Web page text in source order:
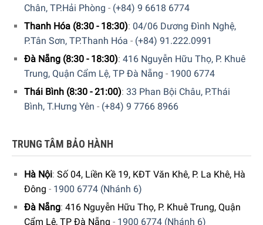
thống giàn rửa linh hoạt
Công Nghệ Rửa Trên Máy Rửa Chén Bán Âm Smeg
Chân, TP.Hải Phòng - (+84) 9 6618 6774
Thanh Hóa (8:30 - 18:30): 04/06 Dương Đình Nghệ,
P.Tân Sơn, TP.Thanh Hóa - (+84) 91.222.0991
Đà Nẵng (8:30 - 18:30): 416 Nguyễn Hữu Thọ, P. Khuê
Trung, Quận Cẩm Lệ, TP Đà Nẵng - 1900 6774
Thái Bình (8:30 - 21:00): 33 Phan Bội Châu, P.Thái
Bình, T.Hưng Yên - (+84) 9 7766 8966
TRUNG TÂM BẢO HÀNH
Hà Nội: Số 04, Liền Kề 19, KĐT Văn Khê, P. La Khê, Hà
Đông - 1900 6774 (Nhánh 6)
Đà Nẵng: 416 Nguyễn Hữu Thọ, P. Khuê Trung, Quận
Cẩm Lệ, TP Đà Nẵng - 1900 6774 (Nhánh 6)